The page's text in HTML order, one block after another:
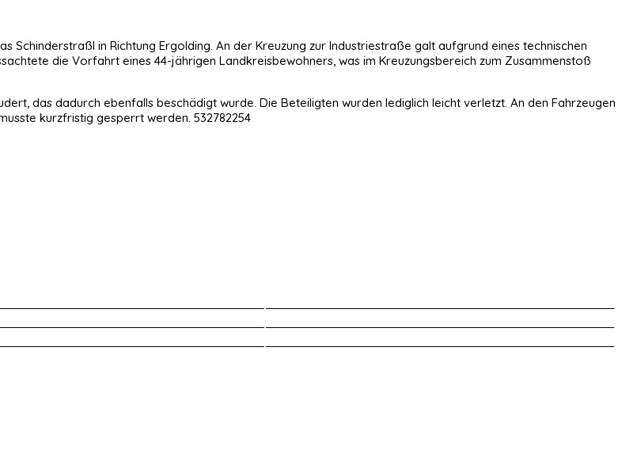
Schinderstraßl in Richtung Ergolding. An der Kreuzung zur Industriestraße galt aufgrund eines technischen
die Vorfahrt eines 44-jährigen Landkreisbewohners, was im Kreuzungsbereich zum Zusammenstoß
das dadurch ebenfalls beschädigt wurde. Die Beteiligten wurden lediglich leicht verletzt. An den Fahrzeugen
kurzfristig gesperrt werden. 532782254